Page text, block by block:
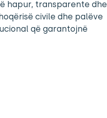
hapur, transparente dhe
civile dhe palëve
që garantojnë